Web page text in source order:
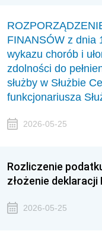
FINANSÓW z dnia
wykazu chorób i
zdolności do
służby w Służbie
funkcjonariusza
2026-05-25
Rozliczenie
złożenie deklaracji
2026-05-25